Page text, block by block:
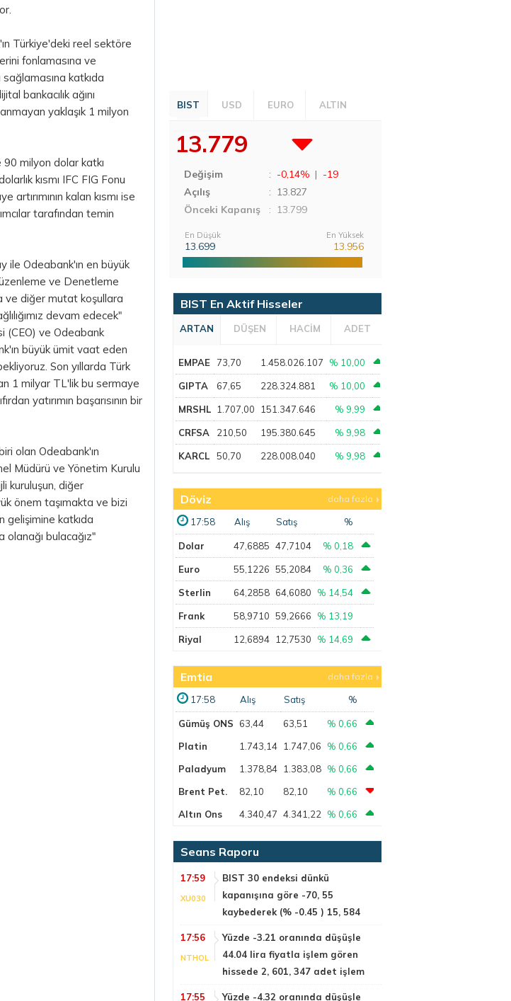
Türkiye'deki reel sektöre
fonlamasına ve
katkıda
bankacılık ağını
yaklaşık 1 milyon
90 milyon dolar katkı
kısmı IFC FIG Fonu
kalan kısmı ise
tarafından temin
ile Odeabank'ın en büyük
ve Denetleme
ve diğer mutat koşullara
devam edecek"
(CEO) ve Odeabank
büyük ümit vaat eden
Son yıllarda Türk
1 milyar TL'lik bu sermaye
yatırımın başarısının bir
olan Odeabank'ın
Müdürü ve Yönetim Kurulu
kuruluşun, diğer
önem taşımakta ve bizi
gelişimine katkıda
olanağı bulacağız"
BIST USD EURO ALTIN
13.779
Değişim : -0,14% | -19
Açılış
: 13.827
Önceki Kapanış
: 13.799
En Düşük
13.699
En Yüksek
13.956
BIST En Aktif Hisseler
ARTAN DÜŞEN HACİM ADET
EMPAE 73,70 1.458.026.107 % 10,00
GIPTA 67,65 228.324.881 % 10,00
MRSHL 1.707,00 151.347.646 % 9,99
CRFSA 210,50 195.380.645 % 9,98
KARCL 50,70 228.008.040 % 9,98
Döviz daha fazla
17:58 Alış Satış %
Dolar 47,6885 47,7104 % 0,18
Euro 55,1226 55,2084 % 0,36
Sterlin 64,2858 64,6080 % 14,54
Frank 58,9710 59,2666 % 13,19
Riyal 12,6894 12,7530 % 14,69
Emtia daha fazla
17:58 Alış Satış %
Gümüş ONS 63,44 63,51
% 0,66
Platin
1.743,14 1.747,06
% 0,66
Paladyum
1.378,84 1.383,08 % 0,66
Brent Pet.
82,10 82,10
% 0,66
Altın Ons
4.340,47 4.341,22 % 0,66
Seans Raporu
17:59
XU030
BIST 30 endeksi dünkü
kapanışına göre -70, 55
kaybederek (% -0.45 ) 15, 584
17:56
NTHOL
Yüzde -3.21 oranında düşüşle
44.04 lira fiyatla işlem gören
hissede 2, 601, 347 adet işlem
17:55
Yüzde -4.32 oranında düşüşle